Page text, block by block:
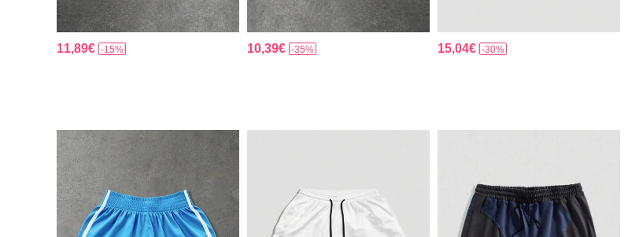
11,89€ -15% 10,39€ -35% 15,04€ -30%